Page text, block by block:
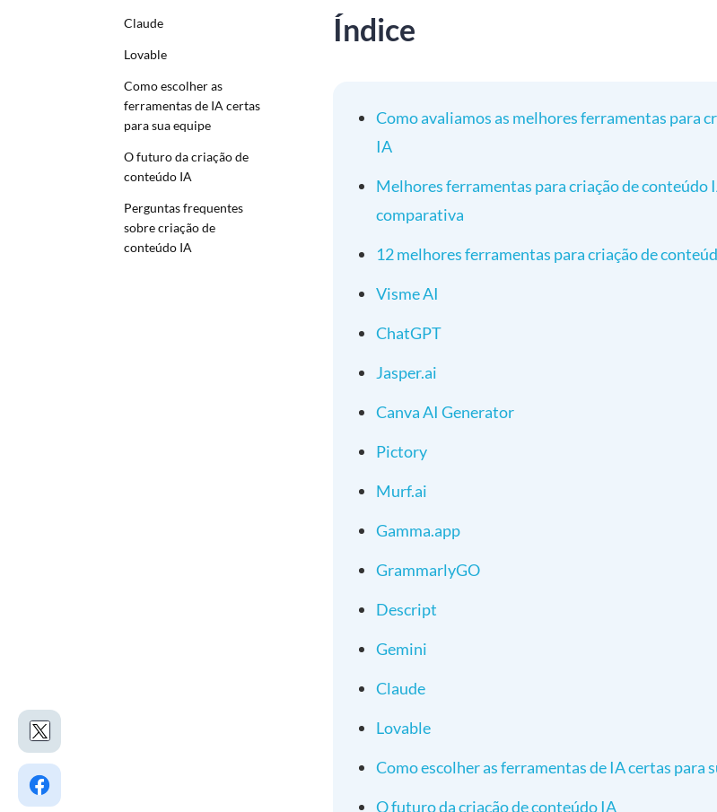
Claude
Lovable
Como escolher as
ferramentas de IA certas
para sua equipe
O futuro da criação de
conteúdo IA
Perguntas frequentes
sobre criação de
conteúdo IA
Índice
Como avaliamos as melhores ferramentas para
IA
Melhores ferramentas para criação de conteúdo
comparativa
12 melhores ferramentas para criação de
Visme AI
ChatGPT
Jasper.ai
Canva AI Generator
Pictory
Murf.ai
Gamma.app
GrammarlyGO
Descript
Gemini
Claude
Lovable
Como escolher as ferramentas de IA certas para
O futuro da criação de conteúdo IA